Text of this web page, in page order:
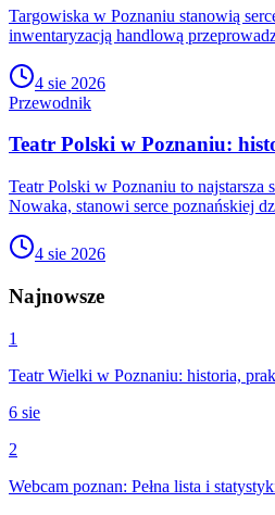
Targowiska w Poznaniu stanowią
inwentaryzacją handlową
4 sie 2026
Przewodnik
Teatr Polski w Poznaniu:
Teatr Polski w Poznaniu to najstarsza
Nowaka, stanowi serce poznańskiej
4 sie 2026
Najnowsze
1
Teatr Wielki w Poznaniu: historia,
6 sie
2
Webcam poznan: Pełna lista i